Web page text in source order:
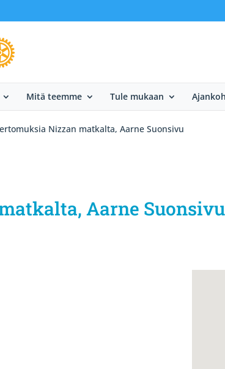
Mitä teemme Tule mukaan
Nizzan matkalta, Aarne Suonsivu
Aarne Suonsivu